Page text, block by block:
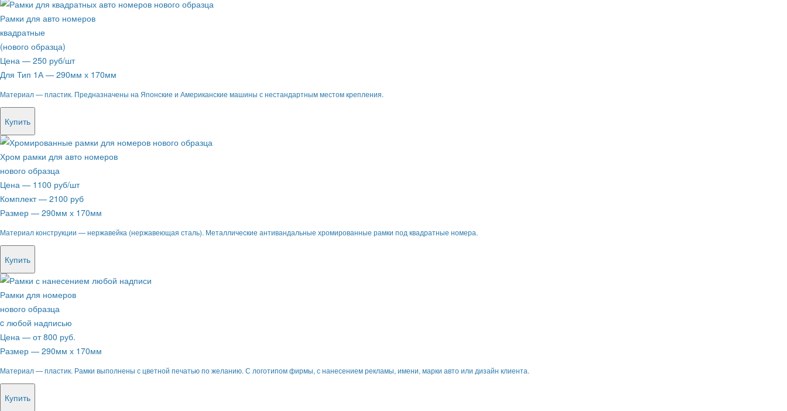
Рамки для авто номеров
квадратные
(нового образца)
Цена — 250 руб/шт
Для Тип 1А — 290мм х 170мм
Материал — пластик. Предназначены на Японские и Американские машины с нестандартным местом крепления.
Купить
Хром рамки для авто номеров
нового образца
Цена — 1100 руб/шт
Комплект — 2100 руб
Размер — 290мм х 170мм
Материал конструкции — нержавейка (нержавеющая сталь). Металлические антивандальные хромированные рамки под квадратные номера.
Купить
Рамки для номеров
нового образца
c любой надписью
Цена — от 800 руб.
Размер — 290мм х 170мм
Материал — пластик. Рамки выполнены с цветной печатью по желанию. С логотипом фирмы, с нанесением рекламы, имени, марки авто или дизайн клиента.
Купить